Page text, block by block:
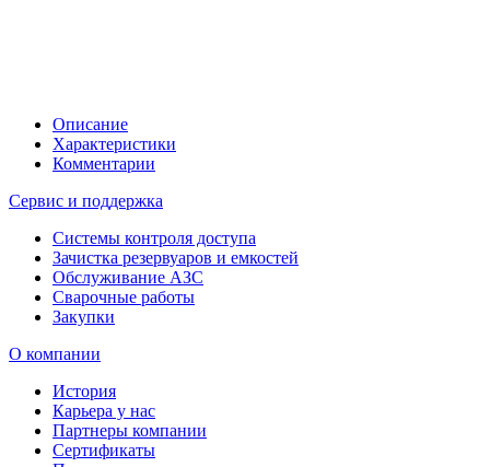
Описание
Характеристики
Комментарии
Сервис и поддержка
Системы контроля доступа
Зачистка резервуаров и емкостей
Обслуживание АЗС
Сварочные работы
Закупки
О компании
История
Карьера у нас
Партнеры компании
Сертификаты